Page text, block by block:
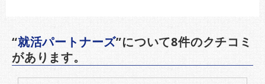
“就活パートナーズ”について8件のクチコミ
があります。